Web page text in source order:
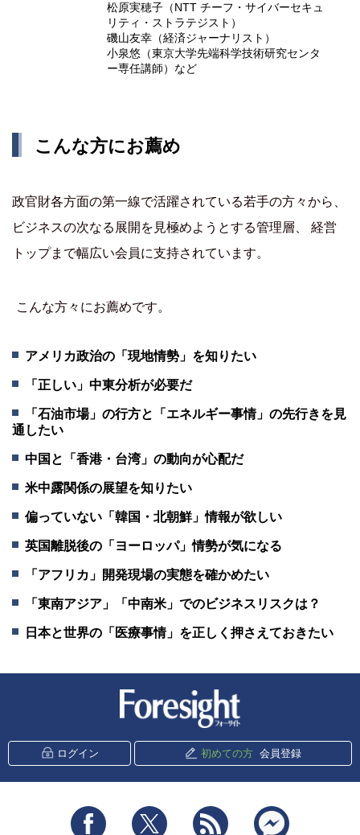
松原実穂子（NTT チーフ・サイバーセキュ
リティ・ストラテジスト）
磯山友幸（経済ジャーナリスト）
小泉悠（東京大学先端科学技術研究センタ
ー専任講師）など
こんな方にお薦め
政官財各方面の第一線で活躍されている若手の方々から、
ビジネスの次なる展開を見極めようとする管理層、 経営
トップまで幅広い会員に支持されています。
こんな方々にお薦めです。
アメリカ政治の「現地情勢」を知りたい
「正しい」中東分析が必要だ
「石油市場」の行方と「エネルギー事情」の先行きを見
通したい
中国と「香港・台湾」の動向が心配だ
米中露関係の展望を知りたい
偏っていない「韓国・北朝鮮」情報が欲しい
英国離脱後の「ヨーロッパ」情勢が気になる
「アフリカ」開発現場の実態を確かめたい
「東南アジア」「中南米」でのビジネスリスクは？
日本と世界の「医療事情」を正しく押さえておきたい
ログイン 初めての方 会員登録
Facebook Twitter RSS